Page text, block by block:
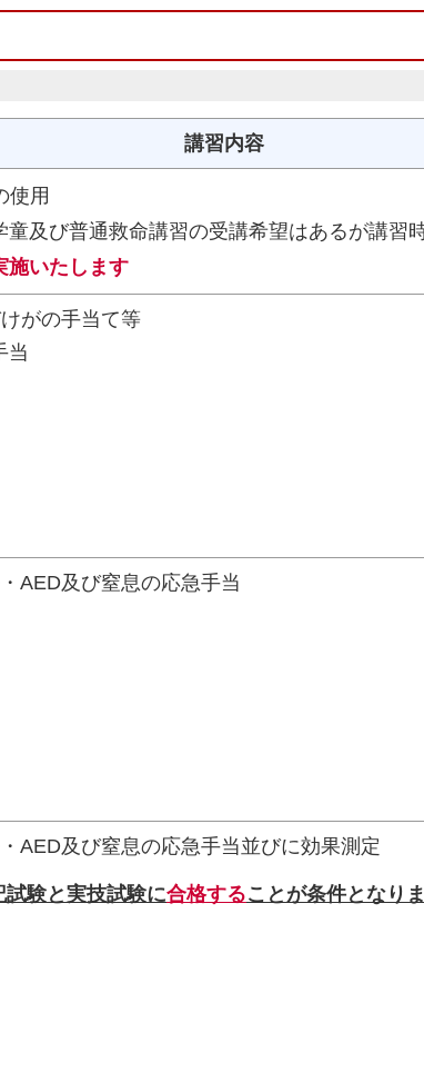
講習内容
使用
童及び普通救命講習の受講希望はあるが講習
施いたします
がの手当て等
当
AED及び窒息の応急手当
AED及び窒息の応急手当並びに効果測定
験と実技試験に合格することが条件となり